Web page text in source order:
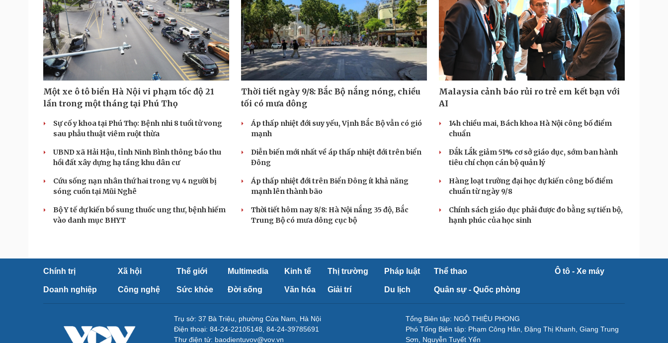
Một xe ô tô biển Hà Nội vi phạm tốc độ 21
lần trong một tháng tại Phú Thọ
Sự cố y khoa tại Phú Thọ: Bệnh nhi 8 tuổi tử vong
sau phẫu thuật viêm ruột thừa
UBND xã Hải Hậu, tỉnh Ninh Bình thông báo thu
hồi đất xây dựng hạ tầng khu dân cư
Cứu sống nạn nhân thứ hai trong vụ 4 người bị
sóng cuốn tại Mũi Nghê
Bộ Y tế dự kiến bổ sung thuốc ung thư, bệnh hiếm
vào danh mục BHYT
Thời tiết ngày 9/8: Bắc Bộ nắng nóng, chiều
tối có mưa dông
Áp thấp nhiệt đới suy yếu, Vịnh Bắc Bộ vẫn có gió
mạnh
Diễn biến mới nhất về áp thấp nhiệt đới trên biển
Đông
Áp thấp nhiệt đới trên Biển Đông ít khả năng
mạnh lên thành bão
Thời tiết hôm nay 8/8: Hà Nội nắng 35 độ, Bắc
Trung Bộ có mưa dông cục bộ
Malaysia cảnh báo rủi ro trẻ em kết bạn với
AI
14h chiều mai, Bách khoa Hà Nội công bố điểm
chuẩn
Đắk Lắk giảm 51% cơ sở giáo dục, sớm ban hành
tiêu chí chọn cán bộ quản lý
Hàng loạt trường đại học dự kiến công bố điểm
chuẩn từ ngày 9/8
Chính sách giáo dục phải được đo bằng sự tiến bộ,
hạnh phúc của học sinh
Chính trị Xã hội Thế giới Multimedia Kinh tế Thị trường Pháp luật Thể thao Ô tô - Xe máy
Doanh nghiệp Công nghệ Sức khỏe Đời sống Văn hóa Giải trí Du lịch Quân sự - Quốc phòng
Trụ sở: 37 Bà Triệu, phường Cửa Nam, Hà Nội
Điện thoại: 84-24-22105148, 84-24-39785691
Thư điện tử: baodientuvov@vov.vn
Tổng Biên tập: NGÔ THIỆU PHONG
Phó Tổng Biên tập: Phạm Công Hân, Đặng Thị Khanh, Giang Trung
Sơn, Nguyễn Tuyết Yến